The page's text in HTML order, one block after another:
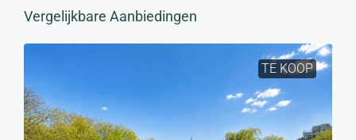
Vergelijkbare Aanbiedingen
TE KOOP